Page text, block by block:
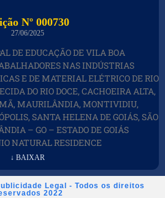
Nº 000730
27/06/2025
DE EDUCAÇÃO DE VILA BOA
NAS INDÚSTRIAS
E DE MATERIAL ELÉTRICO DE RIO
DO RIO DOCE, CACHOEIRA ALTA,
MAURILÂNDIA, MONTIVIDIU,
SANTA HELENA DE GOIÁS, SÃO
– GO – ESTADO DE GOIÁS
NATURAL RESIDENCE
↓ BAIXAR
Legal - Todos os direitos
2022